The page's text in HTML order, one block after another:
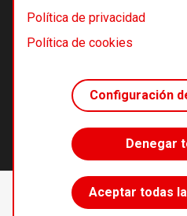
Política de privacidad
Política de cookies
Configuración
Denegar
Aceptar todas
Accede sin límites
desde 55 €/año
Footer
Términos y
Política de
Principios